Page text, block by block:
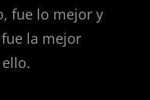
fue lo mejor y
la mejor